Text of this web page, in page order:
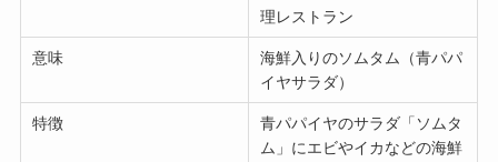
理レストラン
意味
海鮮入りのソムタム（青パパ
イヤサラダ）
特徴
青パパイヤのサラダ「ソムタ
ム」にエビやイカなどの海鮮